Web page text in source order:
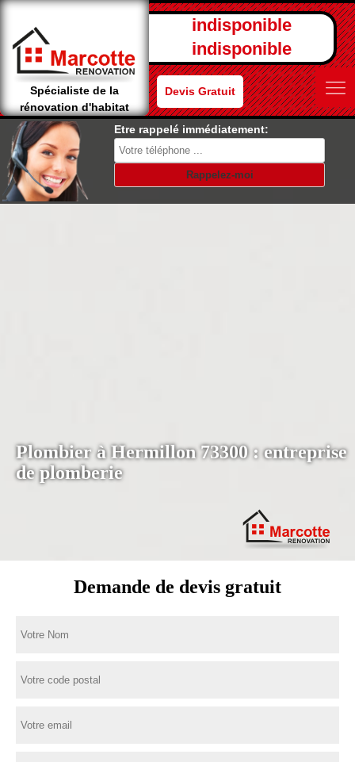
Spécialiste de la
rénovation d'habitat
indisponible
indisponible
Devis Gratuit
Etre rappelé immédiatement:
Plombier à Hermillon 73300 : entreprise
de plomberie
Demande de devis gratuit